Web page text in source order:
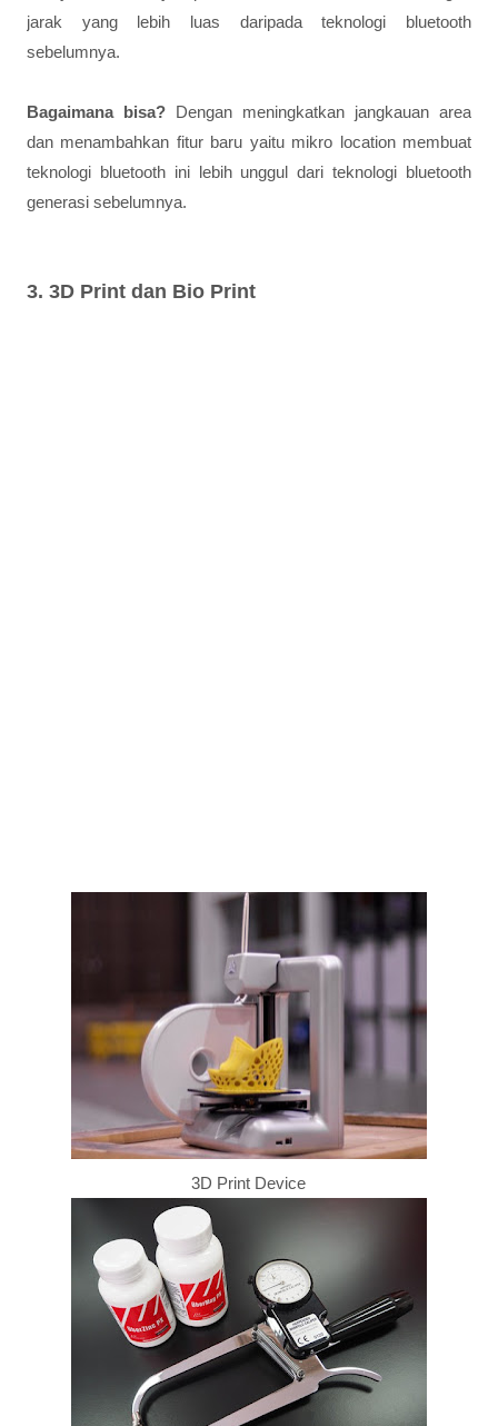
jarak yang lebih luas daripada teknologi bluetooth
sebelumnya.
Bagaimana bisa?Dengan meningkatkan jangkauan area
dan menambahkan fitur baru yaitu mikro location membuat
teknologi bluetooth ini lebih unggul dari teknologi bluetooth
generasi sebelumnya.
3. 3D Print dan Bio Print
3D Print Device